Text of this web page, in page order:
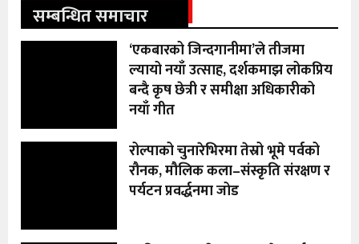
सम्बन्धित समाचार
‘एकबारको जिन्दगानीमा’ले तीजमा
ल्यायो नयाँ उत्साह, दर्शकमाझ लोकप्रिय
बन्दै कृष छेत्री र समीक्षा अधिकारीको
नयाँ गीत
रोल्पाको चुनारेभिरमा तेस्रो भूमे पर्वको
रौनक, मौलिक कला–संस्कृति संरक्षण र
पर्यटन प्रवर्द्धनमा जोड